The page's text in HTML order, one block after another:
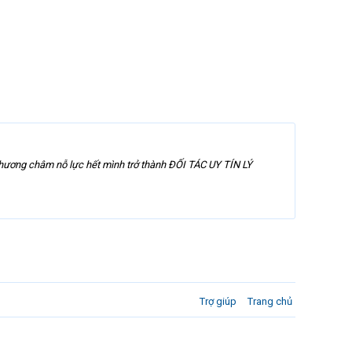
châm nỗ lực hết mình trở thành ĐỐI TÁC UY TÍN LÝ
Trợ giúp Trang chủ